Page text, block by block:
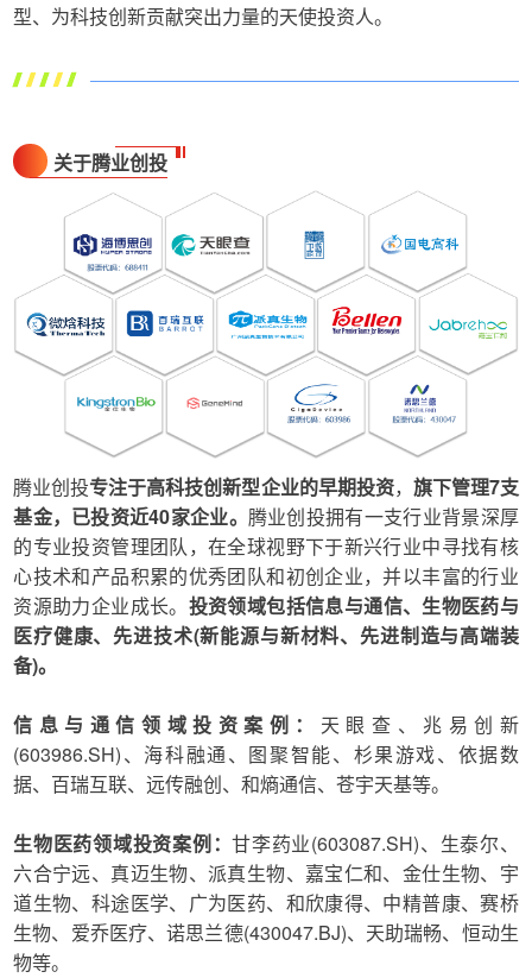
型、为科技创新贡献突出力量的天使投资人。
关于腾业创投
腾业创投专注于高科技创新型企业的早期投资， 旗下管理7支
基金，已投资近40家企业。 腾业创投拥有一支行业背景深厚
的专业投资管理团队，在全球视野下于新兴行业中寻找有核
心技术和产品积累的优秀团队和初创企业，并以丰富的行业
资源助力企业成长。 投资领域包括信息与通信、生物医药与
医疗健康、先进技术(新能源与新材料、先进制造与高端装
备)。
信息与通信领域投资案例： 天眼查、兆易创新
(603986.SH)、海科融通、图聚智能、杉果游戏、依据数
据、百瑞互联、远传融创、和熵通信、苍宇天基等。
生物医药领域投资案例：甘李药业(603087.SH)、生泰尔、
六合宁远、真迈生物、派真生物、嘉宝仁和、金仕生物、宇
道生物、科途医学、广为医药、和欣康得、中精普康、赛桥
生物、爱乔医疗、诺思兰德(430047.BJ)、天助瑞畅、恒动生
物等。